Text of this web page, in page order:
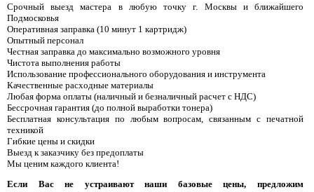
Срочный выезд мастера в любую точку г. Москвы и ближайшего
Подмосковья
Оперативная заправка (10 минут 1 картридж)
Опытный персонал
Честная заправка до максимально возможного уровня
Чистота выполнения работы
Использование профессионального оборудования и инструмента
Качественные расходные материалы
Любая форма оплаты (наличный и безналичный расчет с НДС)
Бессрочная гарантия (до полной выработки тонера)
Бесплатная консультация по любым вопросам, связанным с печатной
техникой
Гибкие цены и скидки
Выезд к заказчику без предоплаты
Мы ценим каждого клиента!
Если Вас не устраивают наши базовые цены, предложим